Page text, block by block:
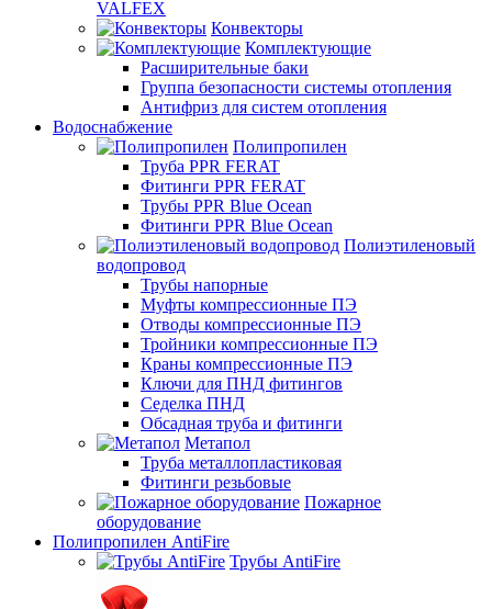
VALFEX
Конвекторы
Комплектующие
Расширительные баки
Группа безопасности системы отопления
Антифриз для систем отопления
Водоснабжение
Полипропилен
Труба PPR FERAT
Фитинги PPR FERAT
Трубы PPR Blue Ocean
Фитинги PPR Blue Ocean
Полиэтиленовый
водопровод
Трубы напорные
Муфты компрессионные ПЭ
Отводы компрессионные ПЭ
Тройники компрессионные ПЭ
Краны компрессионные ПЭ
Ключи для ПНД фитингов
Седелка ПНД
Обсадная труба и фитинги
Метапол
Труба металлопластиковая
Фитинги резьбовые
Пожарное
оборудование
Полипропилен AntiFire
Трубы AntiFire